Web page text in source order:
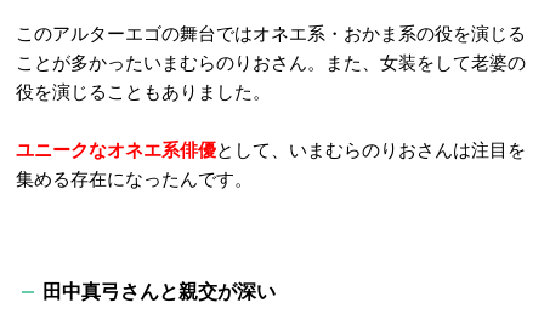
このアルターエゴの舞台ではオネエ系・おかま系の役を演じる
ことが多かったいまむらのりおさん。また、女装をして老婆の
役を演じることもありました。
ユニークなオネエ系俳優として、いまむらのりおさんは注目を
集める存在になったんです。
田中真弓さんと親交が深い